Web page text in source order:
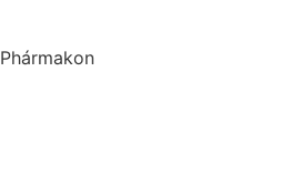
Phármakon